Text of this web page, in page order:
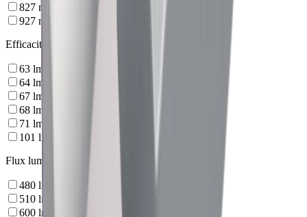
827 mm
927 mm
Efficacité lumineuse
63 lm/W
64 lm/W
67 lm/W
68 lm/W
71 lm/W
101 lm/W
Flux lumineux
480 lm
510 lm
600 lm